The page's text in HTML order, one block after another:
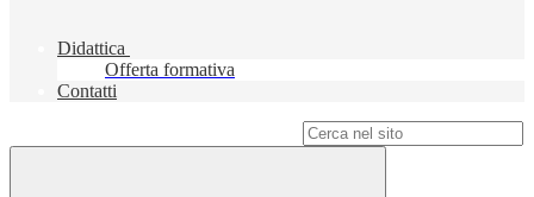
Didattica
Offerta formativa
Contatti